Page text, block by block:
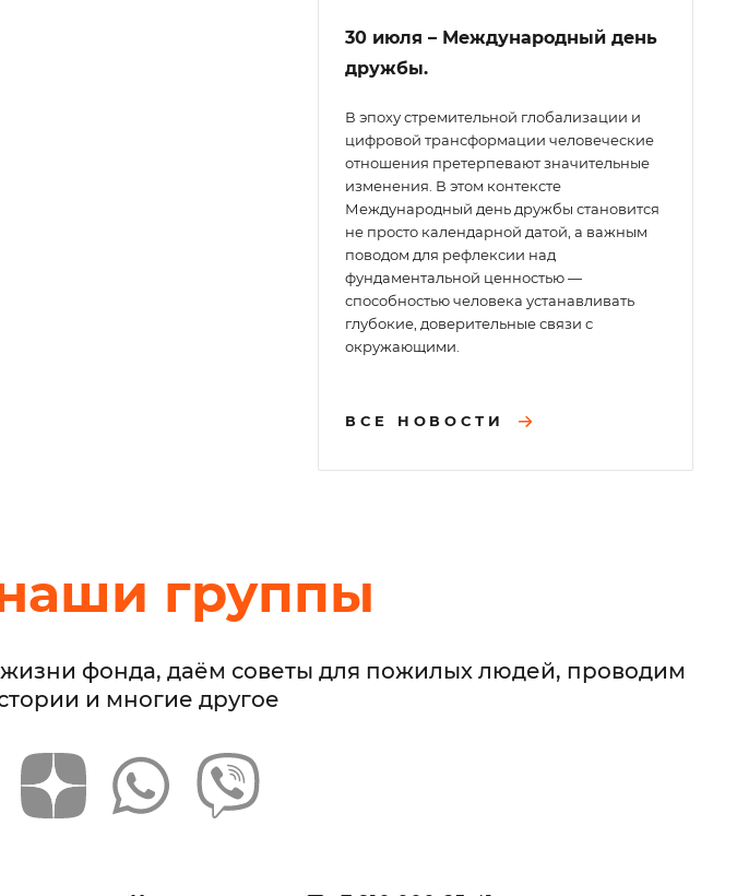
30 июля – Международный день
дружбы.
В эпоху стремительной глобализации и
цифровой трансформации человеческие
отношения претерпевают значительные
изменения. В этом контексте
Международный день дружбы становится
не просто календарной датой, а важным
поводом для рефлексии над
фундаментальной ценностью —
способностью человека устанавливать
глубокие, доверительные связи с
окружающими.
ВСЕ НОВОСТИ
группы
фонда, даём советы для пожилых людей, проводим
и многие другое